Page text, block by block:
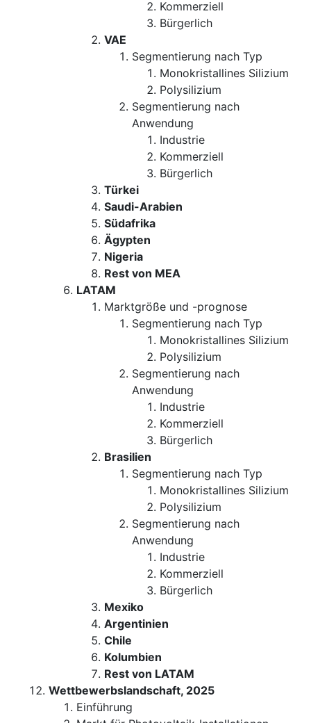
Kommerziell
Bürgerlich
VAE
Segmentierung nach Typ
Monokristallines Silizium
Polysilizium
Segmentierung nach
Anwendung
Industrie
Kommerziell
Bürgerlich
Türkei
Saudi-Arabien
Südafrika
Ägypten
Nigeria
Rest von MEA
LATAM
Marktgröße und -prognose
Segmentierung nach Typ
Monokristallines Silizium
Polysilizium
Segmentierung nach
Anwendung
Industrie
Kommerziell
Bürgerlich
Brasilien
Segmentierung nach Typ
Monokristallines Silizium
Polysilizium
Segmentierung nach
Anwendung
Industrie
Kommerziell
Bürgerlich
Mexiko
Argentinien
Chile
Kolumbien
Rest von LATAM
Wettbewerbslandschaft, 2025
Einführung